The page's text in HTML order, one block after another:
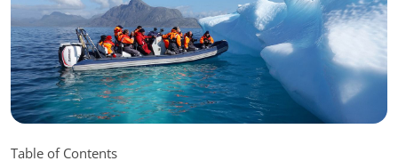
Table of Contents